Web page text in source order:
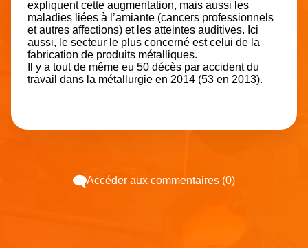
expliquent cette augmentation, mais aussi les
maladies liées à l’amiante (cancers professionnels
et autres affections) et les atteintes auditives. Ici
aussi, le secteur le plus concerné est celui de la
fabrication de produits métalliques.
Il y a tout de même eu 50 décès par accident du
travail dans la métallurgie en 2014 (53 en 2013).
Accéder aux commentaires (0)